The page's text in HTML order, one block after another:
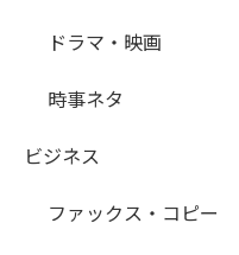
ドラマ・映画
時事ネタ
ビジネス
ファックス・コピー